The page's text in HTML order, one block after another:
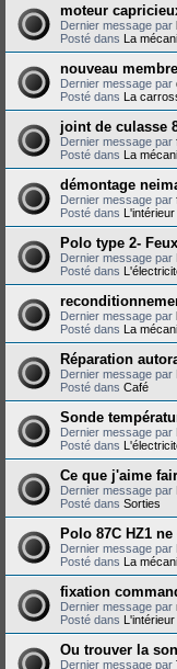
moteur
Dernier message par
Posté dans La
nouveau membre
Dernier message par
Posté dans La
joint de culasse
Dernier message par
Posté dans La
démontage
Dernier message par
Posté dans L'intérieur
Polo type 2-
Dernier message par
Posté dans
Dernier message par
Posté dans La
Réparation
Dernier message par
Posté dans Café
Sonde
Dernier message par
Posté dans
Ce que j'aime
Dernier message par
Posté dans Sorties
Polo 87C HZ1
Dernier message par
Posté dans La
fixation
Dernier message par
Posté dans L'intérieur
Ou trouver la
Dernier message par